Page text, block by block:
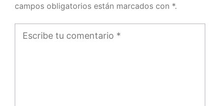
campos obligatorios están marcados con *.
Comentario